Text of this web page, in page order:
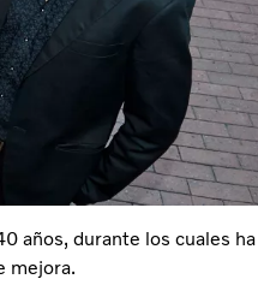
años, durante los cuales ha
mejora.